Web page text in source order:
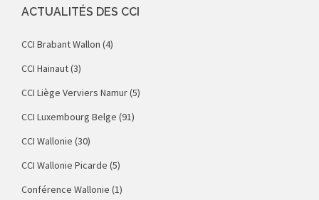
ACTUALITÉS DES CCI
CCI Brabant Wallon (4)
CCI Hainaut(3)
CCI Liège Verviers Namur(5)
CCI Luxembourg Belge (91)
CCI Wallonie (30)
CCI Wallonie Picarde (5)
Conférence Wallonie (1)